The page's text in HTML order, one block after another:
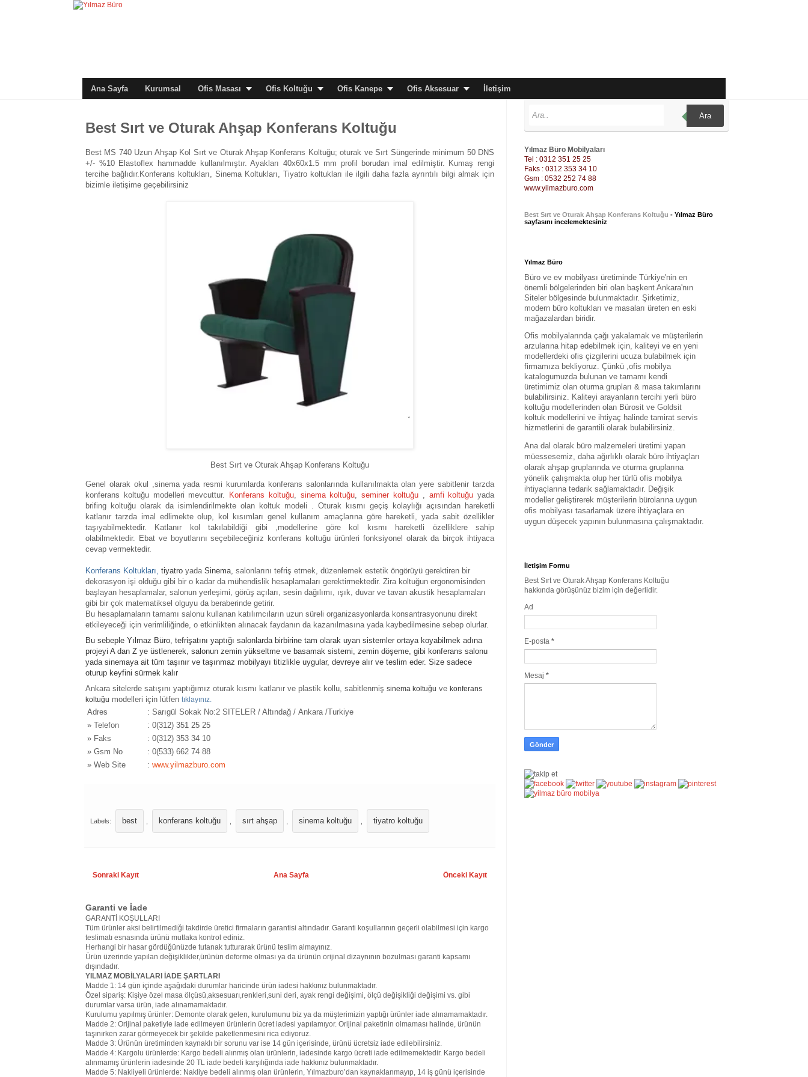
Ana Sayfa Kurumsal Ofis Masası Ofis Koltuğu Ofis Kanepe Ofis Aksesuar İletişim
Best Sırt ve Oturak Ahşap Konferans Koltuğu
Best MS 740 Uzun Ahşap Kol Sırt ve Oturak Ahşap Konferans Koltuğu; oturak ve Sırt Süngerinde minimum 50 DNS
+/- %10 Elastoflex hammadde kullanılmıştır. Ayakları 40x60x1.5 mm profil borudan imal edilmiştir. Kumaş rengi
tercihe bağlıdır.Konferans koltukları, Sinema Koltukları, Tiyatro koltukları ile ilgili daha fazla ayrıntılı bilgi almak için
bizimle iletişime geçebilirsiniz
Best Sırt ve Oturak Ahşap Konferans Koltuğu
Genel olarak okul ,sinema yada resmi kurumlarda konferans salonlarında kullanılmakta olan yere sabitlenir tarzda
konferans koltuğu modelleri mevcuttur. Konferans koltuğu, sinema koltuğu ,seminer koltuğu, amfi koltuğu yada
brifing koltuğu olarak da isimlendirilmekte olan koltuk modeli . Oturak kısmı geçiş kolaylığı açısından hareketli
katlanır tarzda imal edlimekte olup, kol kısımları genel kullanım amaçlarına göre hareketli, yada sabit özellikler
taşıyabilmektedir. Katlanır kol takılabildiği gibi ,modellerine göre kol kısmı hareketli özelliklere sahip
olabilmektedir. Ebat ve boyutlarını seçebileceğiniz konferans koltuğu ürünleri fonksiyonel olarak da birçok ihtiyaca
cevap vermektedir.
Konferans Koltukları, tiyatro yada Sinema salonlarını tefriş etmek, düzenlemek estetik öngörüyü gerektiren bir
dekorasyon işi olduğu gibi bir o kadar da mühendislik hesaplamaları gerektirmektedir. Zira koltuğun ergonomisinden
başlayan hesaplamalar, salonun yerleşimi, görüş açıları, sesin dağılımı, ışık, duvar ve tavan akustik hesaplamaları
gibi bir çok matematiksel olguyu da beraberinde getirir.
Bu hesaplamaların tamamı salonu kullanan katılımcıların uzun süreli organizasyonlarda konsantrasyonunu direkt
etkileyeceği için verimliliğinde, o etkinlikten alınacak faydanın da kazanılmasına yada kaybedilmesine sebep olurlar.
Bu sebeple Yılmaz Büro, tefrişatını yaptığı salonlarda birbirine tam olarak uyan sistemler ortaya koyabilmek adına
projeyi A dan Z ye üstlenerek, salonun zemin yükseltme ve basamak sistemi, zemin döşeme, gibi konferans salonu
yada sinemaya ait tüm taşınır ve taşınmaz mobilyayı titizlikle uygular, devreye alır ve teslim eder. Size sadece
oturup keyfini sürmek kalır
Ankara sitelerde satışını yaptığımız oturak kısmı katlanır ve plastik kollu, sabitlenmiş sinema koltuğu ve konferans
koltuğu modelleri için lütfen tıklayınız.
Adres
: Sarıgül Sokak No:2 SITELER / Altındağ / Ankara /Turkiye
» Telefon
: 0(312) 351 25 25
» Faks
: 0(312) 353 34 10
» Gsm No
: 0(533) 662 74 88
» Web Site : www.yilmazburo.com
Labels: best konferans koltuğu sırt ahşap sinema koltuğu tiyatro koltuğu
Sonraki Kayıt Önceki Kayıt
Ana Sayfa
Garanti ve İade
GARANTİ KOŞULLARI
Tüm ürünler aksi belirtilmediği takdirde üretici firmaların garantisi altındadır. Garanti koşullarının geçerli olabilmesi için kargo
teslimatı esnasında ürünü mutlaka kontrol ediniz.
Herhangi bir hasar gördüğünüzde tutanak tutturarak ürünü teslim almayınız.
Ürün üzerinde yapılan değişiklikler,ürünün deforme olması ya da ürünün orijinal dizaynının bozulması garanti kapsamı
dışındadır.
YILMAZ MOBİLYALARI İADE ŞARTLARI
Madde 1: 14 gün içinde aşağıdaki durumlar haricinde ürün iadesi hakkınız bulunmaktadır.
Özel sipariş: Kişiye özel masa ölçüsü,aksesuarı,renkleri,suni deri, ayak rengi değişimi, ölçü değişikliği değişimi vs. gibi
durumlar varsa ürün, iade alınamamaktadır.
Kurulumu yapılmış ürünler: Demonte olarak gelen, kurulumunu biz ya da müşterimizin yaptığı ürünler iade alınamamaktadır.
Madde 2: Orijinal paketiyle iade edilmeyen ürünlerin ücret iadesi yapılamıyor. Orijinal paketinin olmaması halinde, ürünün
taşınırken zarar görmeyecek bir şekilde paketlenmesini rica ediyoruz.
Madde 3: Ürünün üretiminden kaynaklı bir sorunu var ise 14 gün içerisinde, ürünü ücretsiz iade edilebilirsiniz.
Madde 4: Kargolu ürünlerde: Kargo bedeli alınmış olan ürünlerin, iadesinde kargo ücreti iade edilmemektedir. Kargo bedeli
alınmamış ürünlerin iadesinde 20 TL iade bedeli karşılığında iade hakkınız bulunmaktadır.
Madde 5: Nakliyeli ürünlerde: Nakliye bedeli alınmış olan ürünlerin, Yılmazburo’dan kaynaklanmayıp, 14 iş günü içerisinde
Ara
Yılmaz Büro Mobilyaları
Tel : 0312 351 25 25
Faks : 0312 353 34 10
Gsm : 0532 252 74 88
www.yilmazburo.com
Best Sırt ve Oturak Ahşap Konferans Koltuğu - Yılmaz Büro
sayfasını incelemektesiniz
Yılmaz Büro
Büro ve ev mobilyası üretiminde Türkiye'nin en
önemli bölgelerinden biri olan başkent Ankara'nın
Siteler bölgesinde bulunmaktadır. Şirketimiz,
modern büro koltukları ve masaları üreten en eski
mağazalardan biridir.
Ofis mobilyalarında çağı yakalamak ve müşterilerin
arzularına hitap edebilmek için, kaliteyi ve en yeni
modellerdeki ofis çizgilerini ucuza bulabilmek için
firmamıza bekliyoruz. Çünkü ,ofis mobilya
katalogumuzda bulunan ve tamamı kendi
üretimimiz olan oturma grupları & masa takımlarını
bulabilirsiniz. Kaliteyi arayanların tercihi yerli büro
koltuğu modellerinden olan Bürosit ve Goldsit
koltuk modellerini ve ihtiyaç halinde tamirat servis
hizmetlerini de garantili olarak bulabilirsiniz.
Ana dal olarak büro malzemeleri üretimi yapan
müessesemiz, daha ağırlıklı olarak büro ihtiyaçları
olarak ahşap gruplarında ve oturma gruplarına
yönelik çalışmakta olup her türlü ofis mobilya
ihtiyaçlarına tedarik sağlamaktadır. Değişik
modeller geliştirerek müşterilerin bürolarına uygun
ofis mobilyası tasarlamak üzere ihtiyaçlara en
uygun düşecek yapının bulunmasına çalışmaktadır.
İletişim Formu
Best Sırt ve Oturak Ahşap Konferans Koltuğu
hakkında görüşünüz bizim için değerlidir.
Ad
E-posta *
Mesaj *